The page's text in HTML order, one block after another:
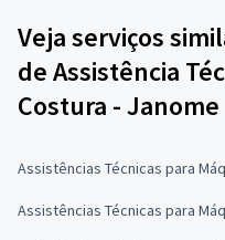
Veja serviços
de Assistência
Costura - Janome
Assistências Técnicas para
Assistências Técnicas para